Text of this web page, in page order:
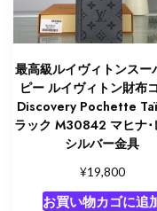
バ
最高級ルイヴィトンスー
ピー ルイヴィトン財布
Discovery Pochette
ラック M30842 マヒナ･
シルバー金具
¥19,800
お買い物カゴに追